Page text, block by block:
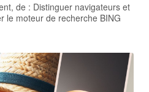
de : Distinguer navigateurs et
le moteur de recherche BING